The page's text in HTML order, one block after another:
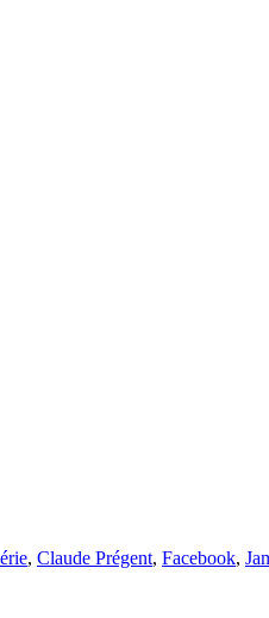
, Claude Prégent, Facebook,